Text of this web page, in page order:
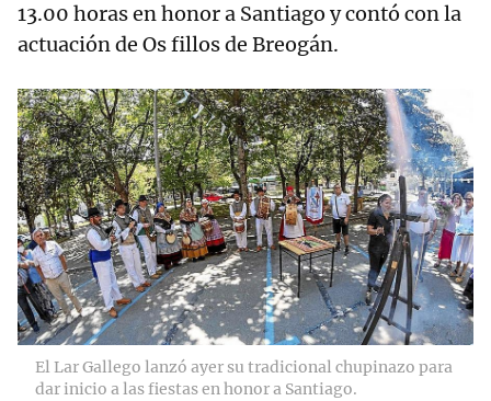
13.00 horas en honor a Santiago y contó con la
actuación de Os fillos de Breogán.
El Lar Gallego lanzó ayer su tradicional chupinazo para
dar inicio a las fiestas en honor a Santiago.